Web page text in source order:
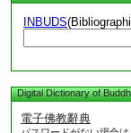
INBUDS
Digital Dictionary of
電子佛教辭典